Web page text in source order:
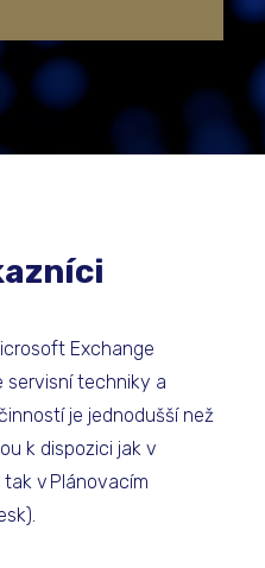
Exchange
servisní techniky a
je jednodušší než
k dispozici jak v
v Plánovacím